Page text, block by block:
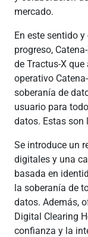
mercado.
En este sentido
progreso,
de Tractus-X
operativo
soberanía de
usuario para
datos. Estas son
Se introduce un
digitales y una
basada en
la soberanía de
datos. Además,
Digital Clearing
confianza y la